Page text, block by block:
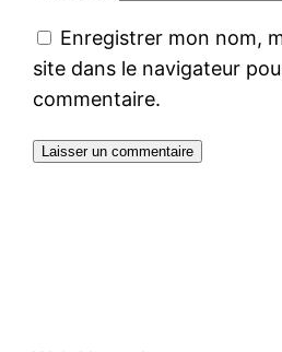
Enregistrer mon nom,
site dans le navigateur
commentaire.